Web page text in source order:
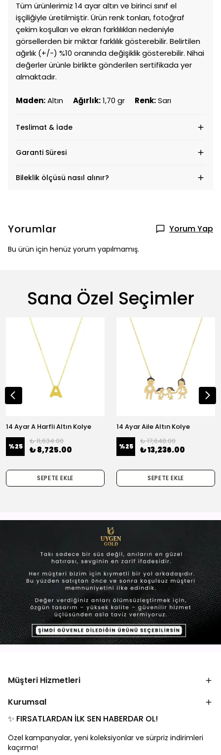
Tüm ürünlerimiz 14 ayar altın ve birinci sınıf el
işçiliğiyle üretilmiştir. Ürün renk tonları, fotoğraf
çekim koşulları ve ekran farklılıkları nedeniyle
görsellerden bir miktar farklılık gösterebilir. Belirtilen
ağırlık (+/-) %10 oranında değişiklik gösterebilir. Nihai
değerler ürünle birlikte gönderilen sertifikada yer
almaktadır.
Maden:Altın Ağırlık:1,70 gr Renk:Sarı
Teslimat & İade
Garanti Süresi
Bileklik ölçüsü nasıl alınır?
Yorumlar Yorum Yap
Bu ürün için henüz yorum yapılmamış.
Sana Özel Seçimler
14 Ayar A Harfli Altın Kolye
%25
₺ 11,634.00
₺ 8,725.00
SEPETE EKLE
14 Ayar Aile Altın Kolye
%25
₺ 17,648.00
₺ 13,236.00
SEPETE EKLE
Müşteri Hizmetleri
Kurumsal
✨ FIRSATLARDAN İLK SEN HABERDAR OL!
Özel kampanyalar, yeni koleksiyonlar ve sürpriz indirimleri
kaçırma!